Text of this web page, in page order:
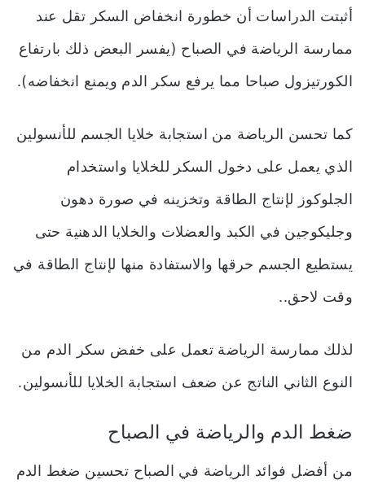
أثبتت الدراسات أن خطورة انخفاض السكر تقل عند
ممارسة الرياضة في الصباح (يفسر البعض ذلك بارتفاع
الكورتيزول صباحا مما يرفع سكر الدم ويمنع انخفاضه).
كما تحسن الرياضة من استجابة خلايا الجسم للأنسولين
الذي يعمل على دخول السكر للخلايا واستخدام
الجلوكوز لإنتاج الطاقة وتخزينه في صورة دهون
وجليكوجين في الكبد والعضلات والخلايا الدهنية حتى
يستطيع الجسم حرقها والاستفادة منها لإنتاج الطاقة في
وقت لاحق..
لذلك ممارسة الرياضة تعمل على خفض سكر الدم من
النوع الثاني الناتج عن ضعف استجابة الخلايا للأنسولين.
ضغط الدم والرياضة في الصباح
من أفضل فوائد الرياضة في الصباح تحسين ضغط الدم